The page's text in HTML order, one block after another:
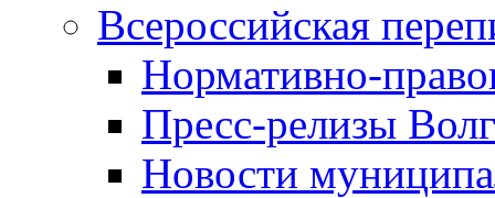
Всероссийская
Нормативно-
Пресс-релизы
Новости